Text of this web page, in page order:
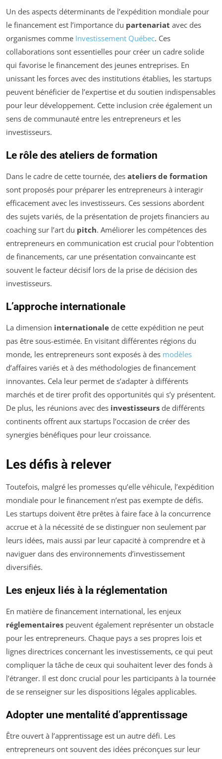
Un des aspects déterminants de l’expédition mondiale pour
le financement est l’importance du partenariat avec des
organismes comme Investissement Québec. Ces
collaborations sont essentielles pour créer un cadre solide
qui favorise le financement des jeunes entreprises. En
unissant les forces avec des institutions établies, les startups
peuvent bénéficier de l’expertise et du soutien indispensables
pour leur développement. Cette inclusion crée également un
sens de communauté entre les entrepreneurs et les
investisseurs.
Le rôle des ateliers de formation
Dans le cadre de cette tournée, des ateliers de formation
sont proposés pour préparer les entrepreneurs à interagir
efficacement avec les investisseurs. Ces sessions abordent
des sujets variés, de la présentation de projets financiers au
coaching sur l’art du pitch. Améliorer les compétences des
entrepreneurs en communication est crucial pour l’obtention
de financements, car une présentation convaincante est
souvent le facteur décisif lors de la prise de décision des
investisseurs.
L’approche internationale
La dimension internationale de cette expédition ne peut
pas être sous-estimée. En visitant différentes régions du
monde, les entrepreneurs sont exposés à des modèles
d’affaires variés et à des méthodologies de financement
innovantes. Cela leur permet de s’adapter à différents
marchés et de tirer profit des opportunités qui s’y présentent.
De plus, les réunions avec des investisseurs de différents
continents offrent aux startups l’occasion de créer des
synergies bénéfiques pour leur croissance.
Les défis à relever
Toutefois, malgré les promesses qu’elle véhicule, l’expédition
mondiale pour le financement n’est pas exempte de défis.
Les startups doivent être prêtes à faire face à la concurrence
accrue et à la nécessité de se distinguer non seulement par
leurs idées, mais aussi par leur capacité à comprendre et à
naviguer dans des environnements d’investissement
diversifiés.
Les enjeux liés à la réglementation
En matière de financement international, les enjeux
réglementaires peuvent également représenter un obstacle
pour les entrepreneurs. Chaque pays a ses propres lois et
lignes directrices concernant les investissements, ce qui peut
compliquer la tâche de ceux qui souhaitent lever des fonds à
l’étranger. Il est donc crucial pour les participants à la tournée
de se renseigner sur les dispositions légales applicables.
Adopter une mentalité d’apprentissage
Être ouvert à l’apprentissage est un autre défi. Les
entrepreneurs ont souvent des idées préconçues sur leur